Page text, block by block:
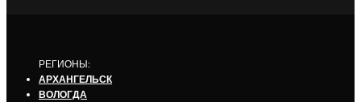
РЕГИОНЫ:
АРХАНГЕЛЬСК
ВОЛОГДА